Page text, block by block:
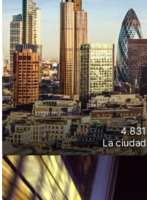
La
Nueva York